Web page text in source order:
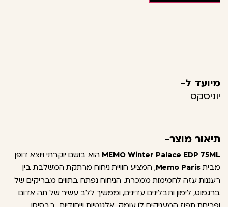
מיועד ל-
יוניסקס
תיאור מוצר-
MEMO Winter Palace EDP 75ML הוא בושם יוקרתי ויוצא דופן
מבית Memo Paris, המציע חוויית ניחוח מרתקת המשלבת בין
רעננות עזה לחמימות ממכרת. הניחוח נפתח בתווים מבריקים של
ברגמוט, לימון ותבלינים עדינים, וממשיך ללב עשיר של תה אדום